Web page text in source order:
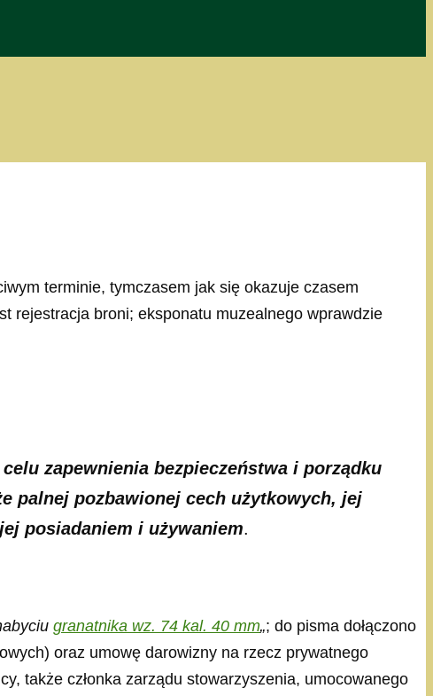
terminie, tymczasem jak się okazuje czasem
rejestracja broni; eksponatu muzealnego wprawdzie
zapewnienia bezpieczeństwa i porządku
palnej pozbawionej cech użytkowych, jej
posiadaniem i używaniem.
granatnika wz. 74 kal. 40 mm„; do pisma dołączono
oraz umowę darowizny na rzecz prywatnego
także członka zarządu stowarzyszenia, umocowanego